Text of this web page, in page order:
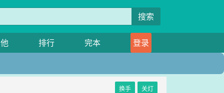
搜索
排行 完本 登录
换手 关灯